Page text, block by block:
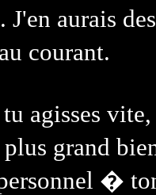
J'en aurais
courant.
agisses
grand
�